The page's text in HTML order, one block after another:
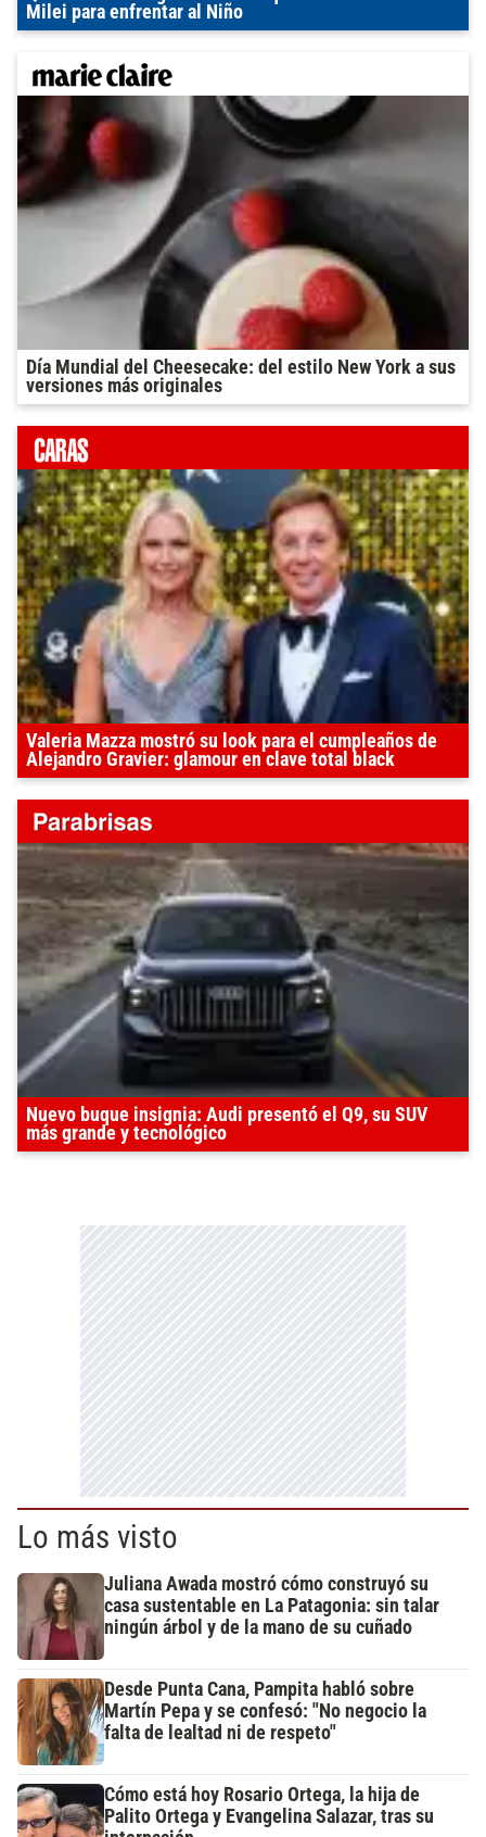
Milei para enfrentar al Niño
Día Mundial del Cheesecake: del estilo New York a sus
versiones más originales
Valeria Mazza mostró su look para el cumpleaños de
Alejandro Gravier: glamour en clave total black
Nuevo buque insignia: Audi presentó el Q9, su SUV
más grande y tecnológico
Lo más visto
Juliana Awada mostró cómo construyó su
casa sustentable en La Patagonia: sin talar
ningún árbol y de la mano de su cuñado
Desde Punta Cana, Pampita habló sobre
Martín Pepa y se confesó: "No negocio la
falta de lealtad ni de respeto"
Cómo está hoy Rosario Ortega, la hija de
Palito Ortega y Evangelina Salazar, tras su